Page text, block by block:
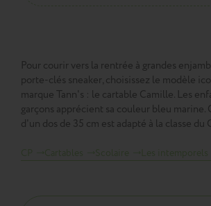
Pour courir vers la rentrée à grandes
porte-clés sneaker, choisissez le modèle
marque Tann's : le cartable Camille. Les
garçons apprécient sa couleur bleu marine.
d'un dos de 35 cm est adapté à la classe du